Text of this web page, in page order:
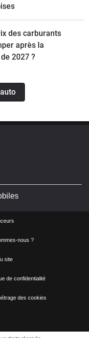
des carburants
après la
2027 ?
nous ?
site
de confidentialité
des cookies